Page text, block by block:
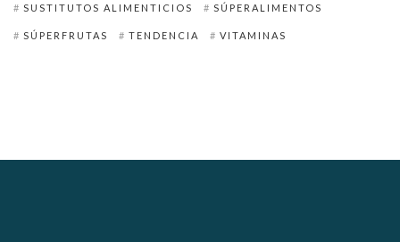
SUSTITUTOS ALIMENTICIOS SÚPERALIMENTOS
SÚPERFRUTAS TENDENCIA VITAMINAS